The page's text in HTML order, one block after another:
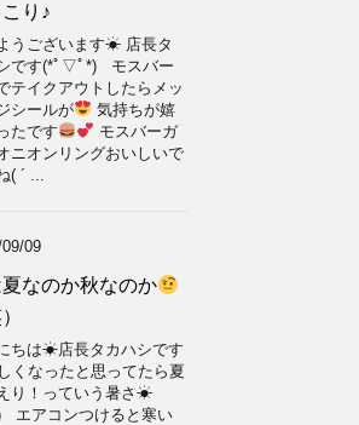
り♪
うございます☀ 店長タ
です(*ﾟ▽ﾟ*) モスバー
テイクアウトしたらメッ
シールが
気持ちが嬉
たです
モスバーガ
ニオンリングおいしいで
( ´ ...
09
なのか秋なのか
ちは☀店長タカハシです
くなったと思ってたら夏
り！っていう暑さ☀
エアコンつけると寒い